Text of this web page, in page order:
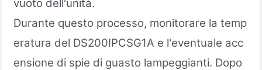
vuoto dell'unità.
Durante questo processo, monitorare la temp
eratura del DS200IPCSG1A e l'eventuale acc
ensione di spie di guasto lampeggianti. Dopo